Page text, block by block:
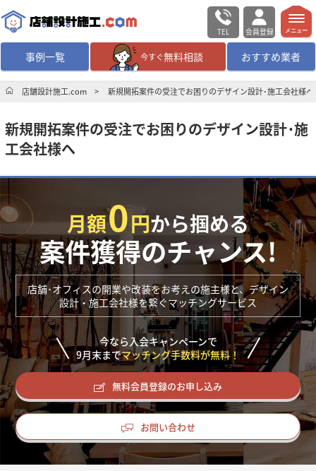
TEL 会員登録
事例一覧 今すぐ無料相談 おすすめ業者
無料相談 ログイン／会員登録
デザイン設計・施工業者を探す
マッチング案件一覧
店舗設計施工.comとは
内装の費用相場シミュレーター
掲載希望のデザイン 設計・施工会社様へ
店舗開業・改装をご検討中の方へ
メニュー
店舗設計施工.com 新規開拓案件の受注でお困りのデザイン設計･施工会社様へ
新規開拓案件の受注でお困りのデザイン設計･施
工会社様へ
月額0円から掴める
案件獲得のチャンス!
店舗･オフィスの開業や改装をお考えの施主様と、デザイン
設計・施工会社様を繋ぐマッチングサービス
今なら入会キャンペーンで
9月末までマッチング手数料が無料！
無料会員登録のお申し込み
お問い合わせ